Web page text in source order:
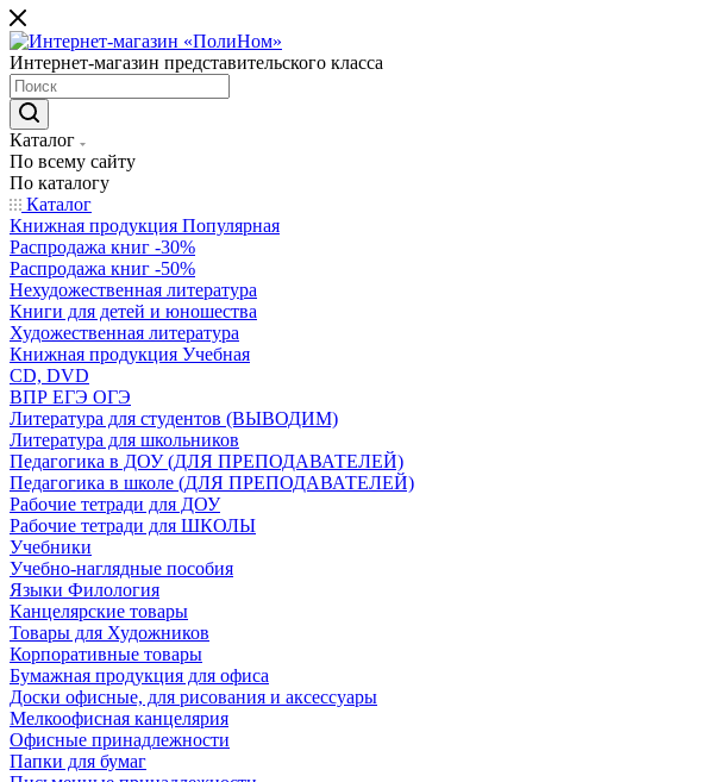
Интернет-магазин представительского класса
Каталог
По всему сайту
По каталогу
Каталог
Книжная продукция Популярная
Распродажа книг -30%
Распродажа книг -50%
Нехудожественная литература
Книги для детей и юношества
Художественная литература
Книжная продукция Учебная
CD, DVD
ВПР ЕГЭ ОГЭ
Литература для студентов (ВЫВОДИМ)
Литература для школьников
Педагогика в ДОУ (ДЛЯ ПРЕПОДАВАТЕЛЕЙ)
Педагогика в школе (ДЛЯ ПРЕПОДАВАТЕЛЕЙ)
Рабочие тетради для ДОУ
Рабочие тетради для ШКОЛЫ
Учебники
Учебно-наглядные пособия
Языки Филология
Канцелярские товары
Товары для Художников
Корпоративные товары
Бумажная продукция для офиса
Доски офисные, для рисования и аксессуары
Мелкоофисная канцелярия
Офисные принадлежности
Папки для бумаг